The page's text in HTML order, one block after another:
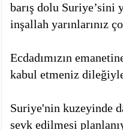
barış dolu Suriye’sini
inşallah yarınlarınız
Ecdadımızın
kabul etmeniz
Suriye'nin kuzeyinde
sevk edilmesi